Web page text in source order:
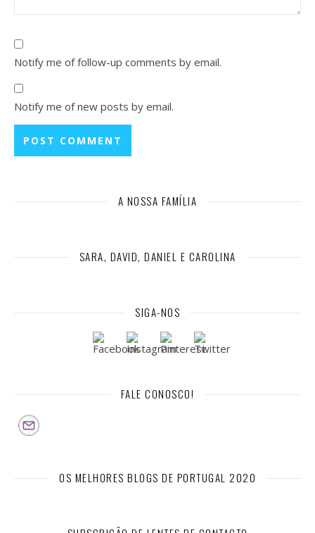
Notify me of follow-up comments by email.
Notify me of new posts by email.
A NOSSA FAMÍLIA
SARA, DAVID, DANIEL E CAROLINA
SIGA-NOS
FALE CONOSCO!
OS MELHORES BLOGS DE PORTUGAL 2020